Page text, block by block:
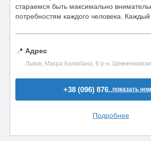
стараемся быть максимально
потребностям каждого человека. Каждый
📍 Адрес
Львов, Маєра Балабана, 6 р-н.
+38 (096) 876..показать
Подробнее